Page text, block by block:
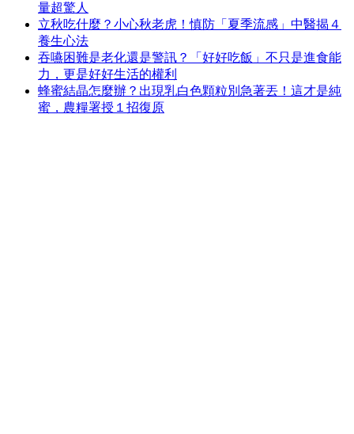
量超驚人
立秋吃什麼？小心秋老虎！慎防「夏季流感」中醫揭４
養生心法
吞嚥困難是老化還是警訊？「好好吃飯」不只是進食能
力，更是好好生活的權利
蜂蜜結晶怎麼辦？出現乳白色顆粒別急著丟！這才是純
蜜，農糧署授１招復原